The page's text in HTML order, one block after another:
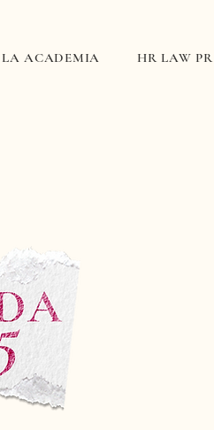
LA ACADEMIA HR LAW PR